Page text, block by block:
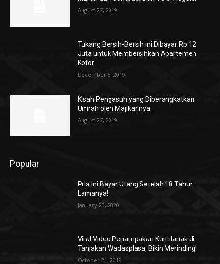
August 27, 2019
Tukang Bersih-Bersih ini Dibayar Rp 12
Juta untuk Membersihkan Apartemen
Kotor
December 5, 2019
Kisah Pengasuh yang Diberangkatkan
Umrah oleh Majikannya
August 27, 2019
Popular
Pria ini Bayar Utang Setelah 18 Tahun
Lamanya!
January 23, 2020
Viral Video Penampakan Kuntilanak di
Tanjakan Wadasplasa, Bikin Merinding!
October 21, 2019